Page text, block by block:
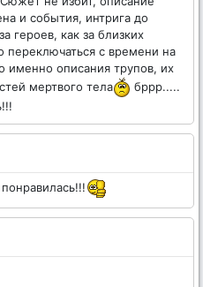
и события, интрига до
героев, как за близких
с времени на
описания трупов, их
мертвого тела
бррр.....